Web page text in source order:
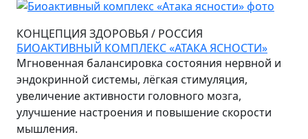
КОНЦЕПЦИЯ ЗДОРОВЬЯ / РОССИЯ
БИОАКТИВНЫЙ КОМПЛЕКС «АТАКА ЯСНОСТИ»
Мгновенная балансировка состояния нервной и
эндокринной системы, лёгкая стимуляция,
увеличение активности головного мозга,
улучшение настроения и повышение скорости
мышления.